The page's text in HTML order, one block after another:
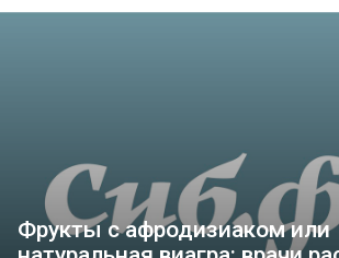
Фрукты с афродизиаком или